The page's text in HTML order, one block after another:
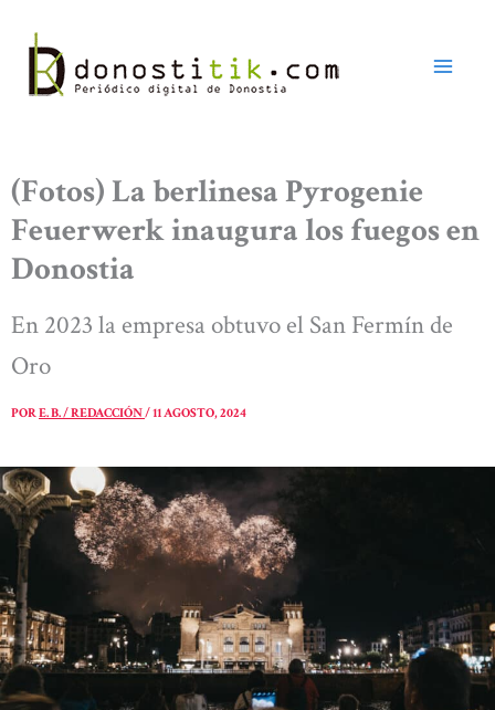
contenido
(Fotos) La berlinesa Pyrogenie
Feuerwerk inaugura los fuegos en
Donostia
En 2023 la empresa obtuvo el San Fermín de
Oro
PORE. B. / REDACCIÓN/11 AGOSTO, 2024